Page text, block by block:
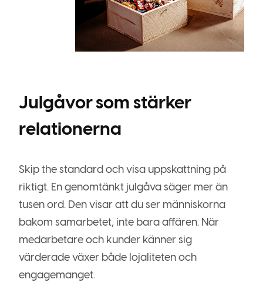
Julgåvor som stärker
relationerna
Skip the standard och visa uppskattning på
riktigt. En genomtänkt julgåva säger mer än
tusen ord. Den visar att du ser människorna
bakom samarbetet, inte bara affären. När
medarbetare och kunder känner sig
värderade växer både lojaliteten och
engagemanget.